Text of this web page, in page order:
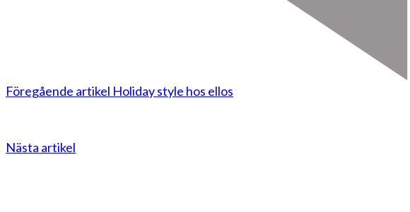
Föregående artikel Holiday style hos ellos
Nästa artikel